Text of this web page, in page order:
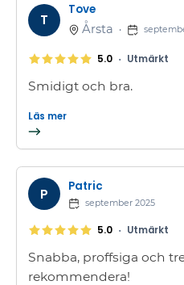
T
Tove
Årsta •
5.0 • Utmärkt
Smidigt och bra.
Läs mer
P Patric
september 2025
5.0 • Utmärkt
Snabba, proffsiga och
rekommendera!